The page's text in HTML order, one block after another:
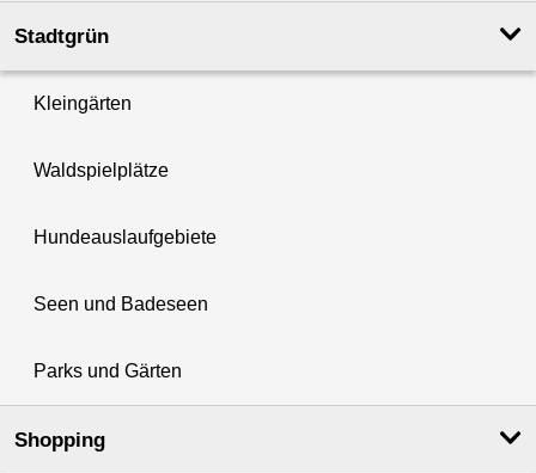
Stadtgrün
Kleingärten
Waldspielplätze
Hundeauslaufgebiete
Seen und Badeseen
Parks und Gärten
Shopping